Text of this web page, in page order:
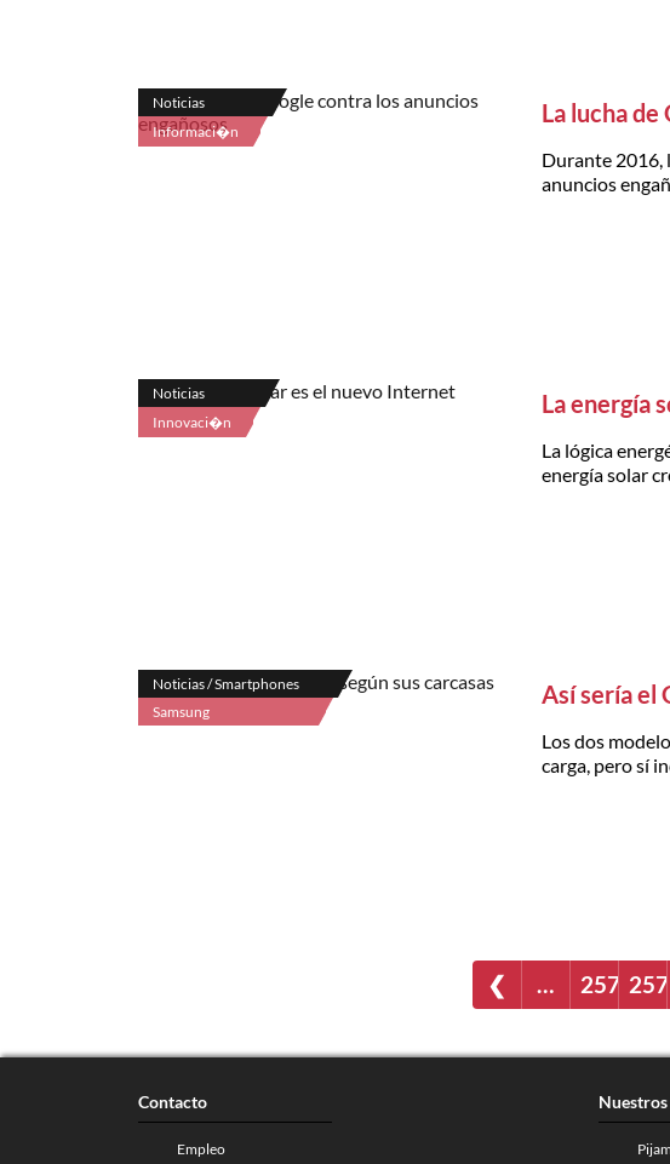
Noticias
Informaci�n
La lucha de
Durante 2016,
anuncios
Noticias
Innovaci�n
La energía
La lógica
energía solar
Noticias / Smartphones
Samsung
Así sería el
Los dos
carga, pero sí
❮ … 2573
Contacto
Empleo